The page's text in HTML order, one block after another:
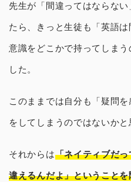
先生が「間違ってはならな
たら、きっと生徒も「英語
意識をどこかで持ってしま
した。
このままでは自分も「疑問
をしてしまうのではないかと
それからは「ネイティブだ
違えるんだよ」ということ